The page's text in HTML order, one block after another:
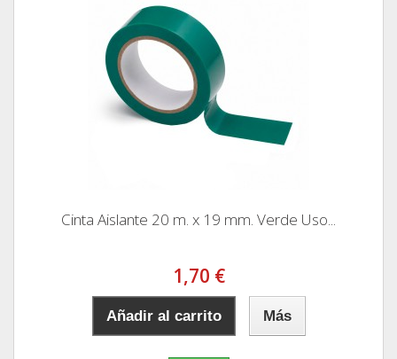
Cinta Aislante 20 m. x 19 mm. Verde Uso...
1,70 €
Añadir al carrito Más